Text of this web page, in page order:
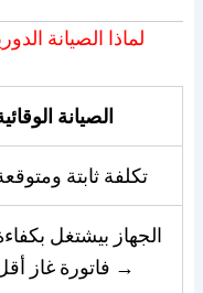
لماذا الصيانة
الصيانة
تكلفة ثابتة
الجهاز بيشتغل
→ فاتورة غاز